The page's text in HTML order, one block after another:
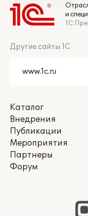
и
Другие сайты 1С
Каталог
Внедрения
Публикации
Мероприятия
Партнеры
Форум